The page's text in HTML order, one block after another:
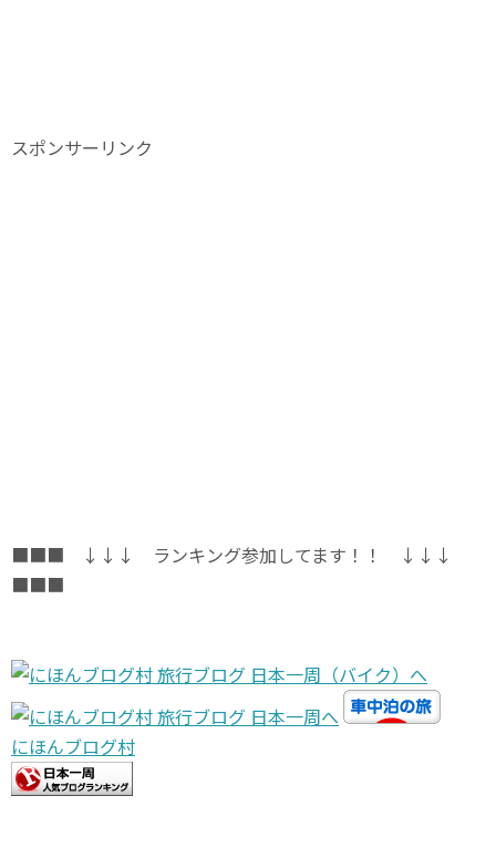
スポンサーリンク
■■■ ↓↓↓ ランキング参加してます！！ ↓↓↓
■■■
にほんブログ村